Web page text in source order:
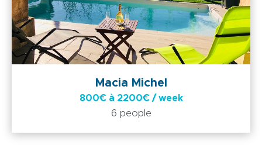
Macia Michel
800€ à 2200€ / week
6 people